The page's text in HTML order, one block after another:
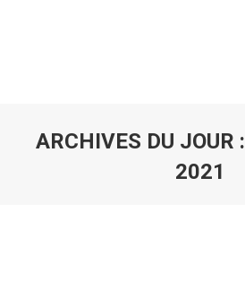
ARCHIVES DU JOUR :
2021